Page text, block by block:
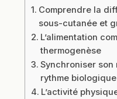
Comprendre la
sous-cutanée et
L’alimentation
thermogenèse
Synchroniser son
rythme biologique
L’activité